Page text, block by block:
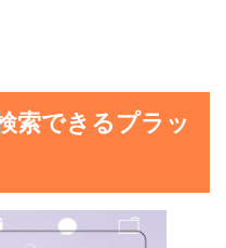
索できるプラッ